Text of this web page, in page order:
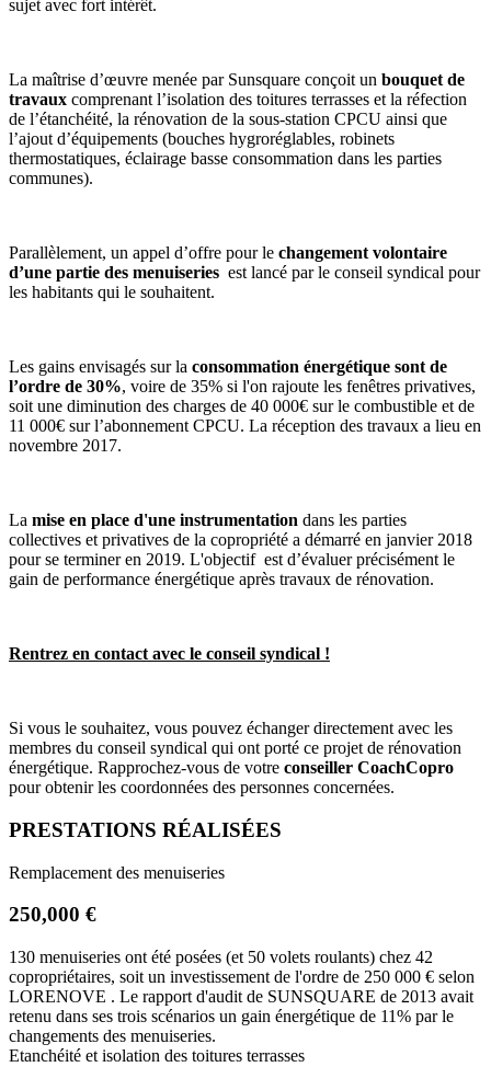
sujet avec fort intérêt.
La maîtrise d’œuvre menée par Sunsquare conçoit un bouquet de
travaux comprenant l’isolation des toitures terrasses et la réfection
de l’étanchéité, la rénovation de la sous-station CPCU ainsi que
l’ajout d’équipements (bouches hygroréglables, robinets
thermostatiques, éclairage basse consommation dans les parties
communes).
Parallèlement, un appel d’offre pour le changement volontaire
d’une partie des menuiseries est lancé par le conseil syndical pour
les habitants qui le souhaitent.
Les gains envisagés sur la consommation énergétique sont de
l’ordre de 30%, voire de 35% si l'on rajoute les fenêtres privatives,
soit une diminution des charges de 40 000€ sur le combustible et de
11 000€ sur l’abonnement CPCU. La réception des travaux a lieu en
novembre 2017.
La mise en place d'une instrumentation dans les parties
collectives et privatives de la copropriété a démarré en janvier 2018
pour se terminer en 2019. L'objectif est d’évaluer précisément le
gain de performance énergétique après travaux de rénovation.
Rentrez en contact avec le conseil syndical !
Si vous le souhaitez, vous pouvez échanger directement avec les
membres du conseil syndical qui ont porté ce projet de rénovation
énergétique. Rapprochez-vous de votre conseiller CoachCopro
pour obtenir les coordonnées des personnes concernées.
PRESTATIONS RÉALISÉES
Remplacement des menuiseries
250,000 €
130 menuiseries ont été posées (et 50 volets roulants) chez 42
copropriétaires, soit un investissement de l'ordre de 250 000 € selon
LORENOVE . Le rapport d'audit de SUNSQUARE de 2013 avait
retenu dans ses trois scénarios un gain énergétique de 11% par le
changements des menuiseries.
Etanchéité et isolation des toitures terrasses